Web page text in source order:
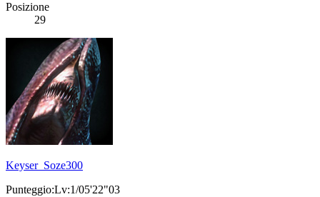
Posizione
29
Keyser_Soze300
Punteggio:Lv:1/05'22"03